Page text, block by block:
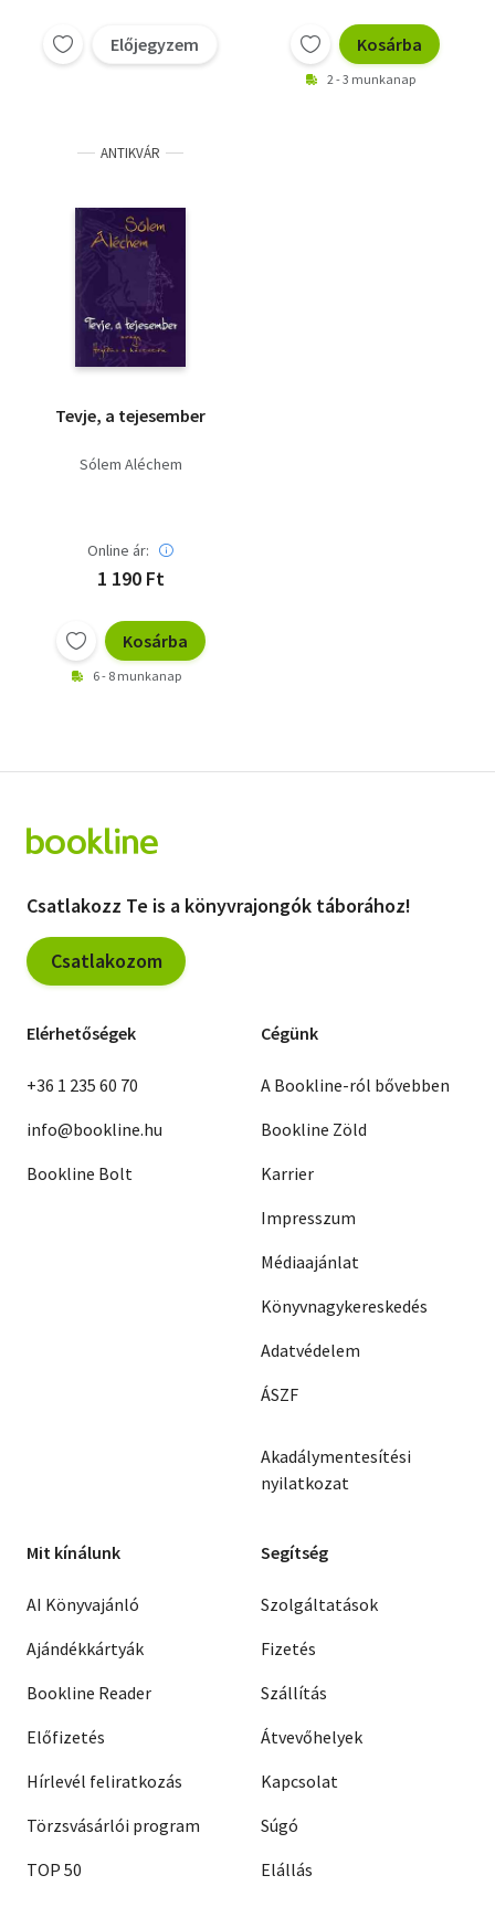
Előjegyzem Kosárba
2 - 3 munkanap
ANTIKVÁR
Tevje, a tejesember
Sólem Aléchem
Online ár:
1 190 Ft
Kosárba
6 - 8 munkanap
Csatlakozz Te is a könyvrajongók táborához!
Csatlakozom
Elérhetőségek
+36 1 235 60 70
info@bookline.hu
Bookline Bolt
Cégünk
A Bookline-ról bővebben
Bookline Zöld
Karrier
Impresszum
Médiaajánlat
Könyvnagykereskedés
Adatvédelem
ÁSZF
Akadálymentesítési
nyilatkozat
Mit kínálunk
AI Könyvajánló
Ajándékkártyák
Bookline Reader
Előfizetés
Hírlevél feliratkozás
Törzsvásárlói program
TOP 50
Segítség
Szolgáltatások
Fizetés
Szállítás
Átvevőhelyek
Kapcsolat
Súgó
Elállás